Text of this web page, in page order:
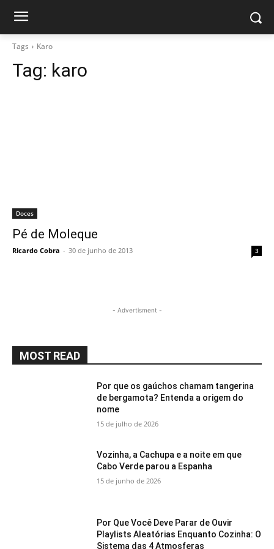
Tags Karo
Tag: karo
Doces
Pé de Moleque
Ricardo Cobra - 30 de junho de 2013 3
- Advertisment -
MOST READ
Por que os gaúchos chamam tangerina
de bergamota? Entenda a origem do
nome
15 de julho de 2026
Vozinha, a Cachupa e a noite em que
Cabo Verde parou a Espanha
15 de junho de 2026
Por Que Você Deve Parar de Ouvir
Playlists Aleatórias Enquanto Cozinha: O
Sistema das 4 Atmosferas